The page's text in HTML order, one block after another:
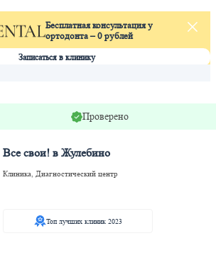
Бесплатная консультация у
ортодонта – 0 рублей
Записаться в клинику
Проверено
Все свои! в Жулебино
Клиника, Диагностический центр
Топ лучших клиник 2023